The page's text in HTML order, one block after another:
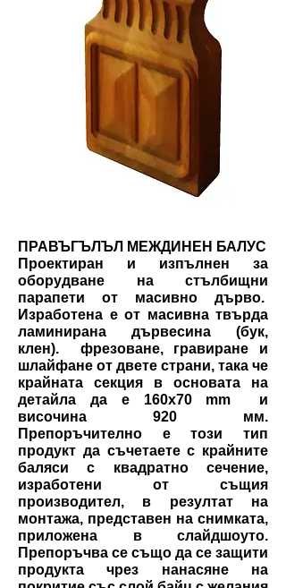
ПРАВЪГЪЛЪЛ МЕЖДИНЕН БАЛУС
Проектиран и изпълнен за
оборудване на стълбищни
парапети от масивно дърво.
Изработена е от масивна твърда
ламинирана дървесина (бук,
клен).
фрезоване, гравиране и
шлайфане от двете страни, така че
крайната секция в основата на
детайла да е 160x70 mm
и
височина 920 мм.
Препоръчително е този тип
продукт да съчетаете с крайните
баляси с квадратно сечение,
изработени от същия
производител, в резултат на
монтажа, представен на снимката,
приложена в слайдшоуто.
Препоръчва се също да се защити
продукта чрез нанасяне на